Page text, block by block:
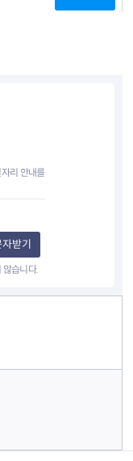
리 안내를
자받기
습니다.